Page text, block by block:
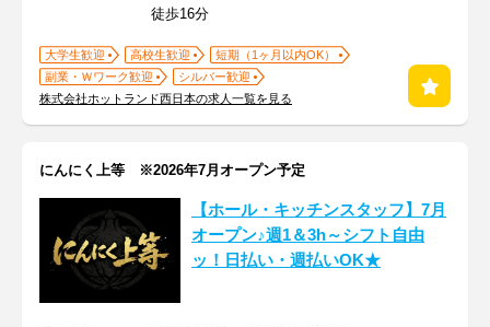
徒歩16分
大学生歓迎 高校生歓迎
短期（1ヶ月以内OK）
副業・Ｗワーク歓迎
シルバー歓迎
株式会社ホットランド西日本の求人一覧を見る
にんにく上等 ※2026年7月オープン予定
【ホール・キッチンスタッフ】7月
オープン♪週1＆3h～シフト自由
ッ！日払い・週払いOK★